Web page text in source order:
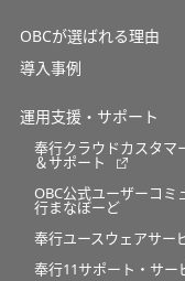
OBCが選ばれる理由
導入事例
運用支援・サポート
奉行クラウドカスタマ
＆サポート
OBC公式ユーザーコミ
行まなぼーど
奉行ユースウェアサー
奉行11サポート・サー